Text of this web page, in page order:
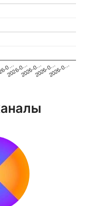
0…
2026-0…2026-0…2026-0…2026-0…